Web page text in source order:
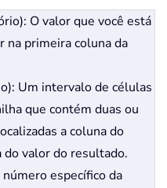
O valor que você está
na primeira coluna da
Um intervalo de células
que contém duas ou
a coluna do
do valor do resultado.
específico da